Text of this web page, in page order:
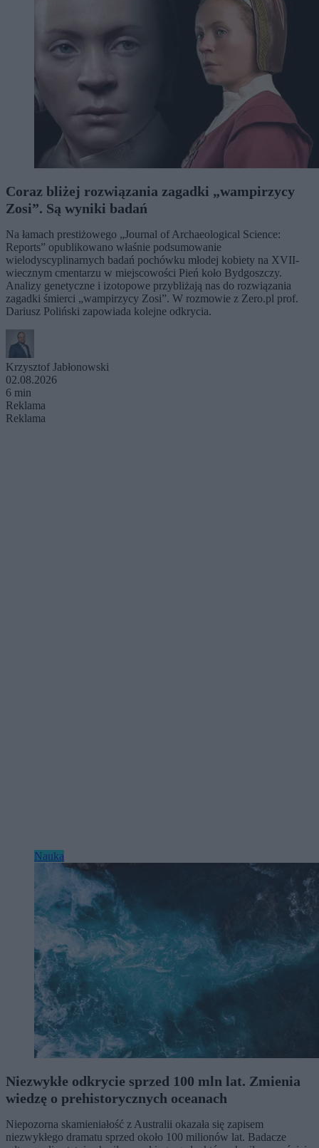
Coraz bliżej rozwiązania zagadki „wampirzycy
Zosi”. Są wyniki badań
Na łamach prestiżowego „Journal of Archaeological Science:
Reports” opublikowano właśnie podsumowanie
wielodyscyplinarnych badań pochówku młodej kobiety na XVII-
wiecznym cmentarzu w miejscowości Pień koło Bydgoszczy.
Analizy genetyczne i izotopowe przybliżają nas do rozwiązania
zagadki śmierci „wampirzycy Zosi”. W rozmowie z Zero.pl prof.
Dariusz Poliński zapowiada kolejne odkrycia.
Krzysztof Jabłonowski
02.08.2026
6 min
Reklama
Reklama
Nauka
Niezwykłe odkrycie sprzed 100 mln lat. Zmienia
wiedzę o prehistorycznych oceanach
Niepozorna skamieniałość z Australii okazała się zapisem
niezwykłego dramatu sprzed około 100 milionów lat. Badacze